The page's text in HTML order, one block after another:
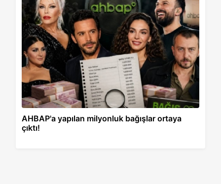
AHBAP'a yapılan milyonluk bağışlar ortaya
çıktı!